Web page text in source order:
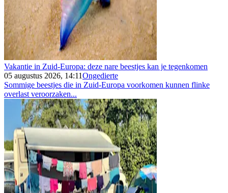
Vakantie in Zuid-Europa: deze nare beestjes kan je tegenkomen
05 augustus 2026, 14:11Ongedierte
Sommige beestjes die in Zuid-Europa voorkomen kunnen flinke
overlast veroorzaken...